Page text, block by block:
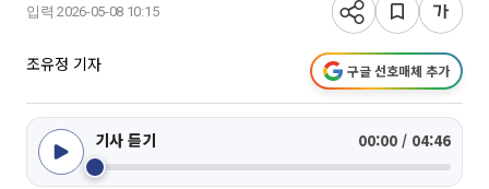
입력 2026-05-08 10:15
조유정 기자 구글 선호매체 추가
기사 듣기 00:00 / 04:46